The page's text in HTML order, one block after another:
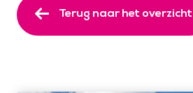
Terug naar het overzicht